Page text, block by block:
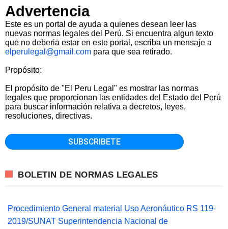
Advertencia
Este es un portal de ayuda a quienes desean leer las
nuevas normas legales del Perú. Si encuentra algun texto
que no deberia estar en este portal, escriba un mensaje a
elperulegal@gmail.com para que sea retirado.
Propósito:
El propósito de "El Peru Legal" es mostrar las normas
legales que proporcionan las entidades del Estado del Perú
para buscar información relativa a decretos, leyes,
resoluciones, directivas.
BOLETIN DE NORMAS LEGALES
Procedimiento General material Uso Aeronáutico RS 119-
2019/SUNAT Superintendencia Nacional de